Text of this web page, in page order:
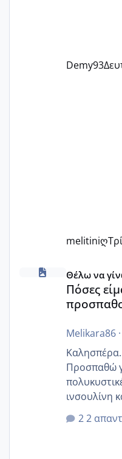
Demy93
melitiniღ
Πόσες είμαστε κοντά
Θέλω να
Πόσες
Melikara86·
Προσπαθώ
ινσουλίνη
κιλά
δεν χάνω εύκολα!
2